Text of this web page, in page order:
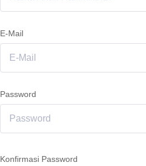
E-Mail
Password
Konfirmasi Password